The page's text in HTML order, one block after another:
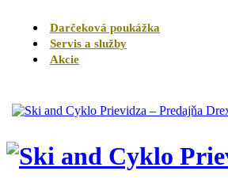
Darčeková poukážka
Servis a služby
Akcie